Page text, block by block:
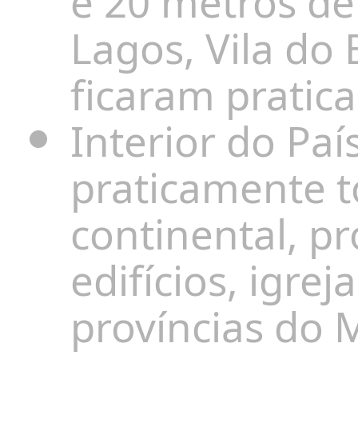
Lagos, Vila do
ficaram
Interior do
praticamente
continental,
edifícios,
províncias do